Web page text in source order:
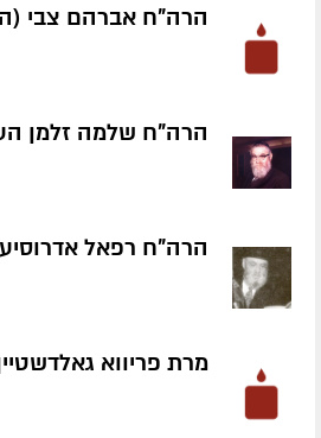
הרה"ח אברהם צבי
הרה"ח שלמה זלמן
הרה"ח רפאל
מרת פריווא